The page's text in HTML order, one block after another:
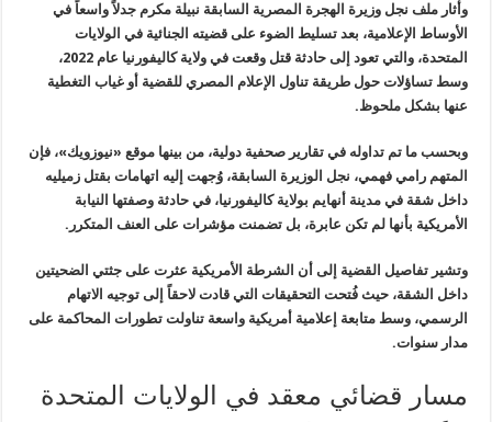
وأثار ملف نجل وزيرة الهجرة المصرية السابقة نبيلة مكرم جدلاً واسعاً في
الأوساط الإعلامية، بعد تسليط الضوء على قضيته الجنائية في الولايات
المتحدة، والتي تعود إلى حادثة قتل وقعت في ولاية كاليفورنيا عام 2022،
وسط تساؤلات حول طريقة تناول الإعلام المصري للقضية أو غياب التغطية
عنها بشكل ملحوظ.
وبحسب ما تم تداوله في تقارير صحفية دولية، من بينها موقع «نيوزويك»، فإن
المتهم رامي فهمي، نجل الوزيرة السابقة، وُجهت إليه اتهامات بقتل زميليه
داخل شقة في مدينة أنهايم بولاية كاليفورنيا، في حادثة وصفتها النيابة
الأمريكية بأنها لم تكن عابرة، بل تضمنت مؤشرات على العنف المتكرر .
وتشير تفاصيل القضية إلى أن الشرطة الأمريكية عثرت على جثتي الضحيتين
داخل الشقة، حيث فُتحت التحقيقات التي قادت لاحقاً إلى توجيه الاتهام
الرسمي، وسط متابعة إعلامية أمريكية واسعة تناولت تطورات المحاكمة على
مدار سنوات.
مسار قضائي معقد في الولايات المتحدة